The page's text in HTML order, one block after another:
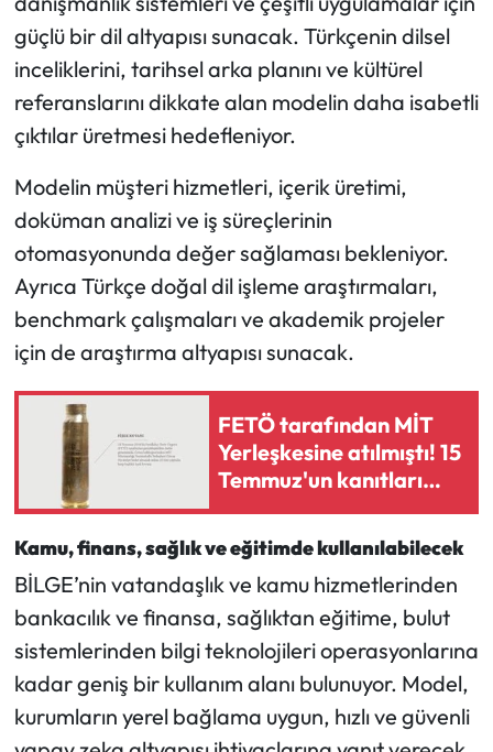
güçlü bir dil altyapısı sunacak. Türkçenin dilsel
inceliklerini, tarihsel arka planını ve kültürel
referanslarını dikkate alan modelin daha isabetli
çıktılar üretmesi hedefleniyor.
Modelin müşteri hizmetleri, içerik üretimi,
doküman analizi ve iş süreçlerinin
otomasyonunda değer sağlaması bekleniyor.
Ayrıca Türkçe doğal dil işleme araştırmaları,
benchmark çalışmaları ve akademik projeler
için de araştırma altyapısı sunacak.
FETÖ tarafından MİT
Yerleşkesine atılmıştı! 15
Temmuz'un kanıtları
arasında yer alıyor
Kamu, finans, sağlık ve eğitimde kullanılabilecek
BİLGE’nin vatandaşlık ve kamu hizmetlerinden
bankacılık ve finansa, sağlıktan eğitime, bulut
sistemlerinden bilgi teknolojileri operasyonlarına
kadar geniş bir kullanım alanı bulunuyor. Model,
kurumların yerel bağlama uygun, hızlı ve güvenli